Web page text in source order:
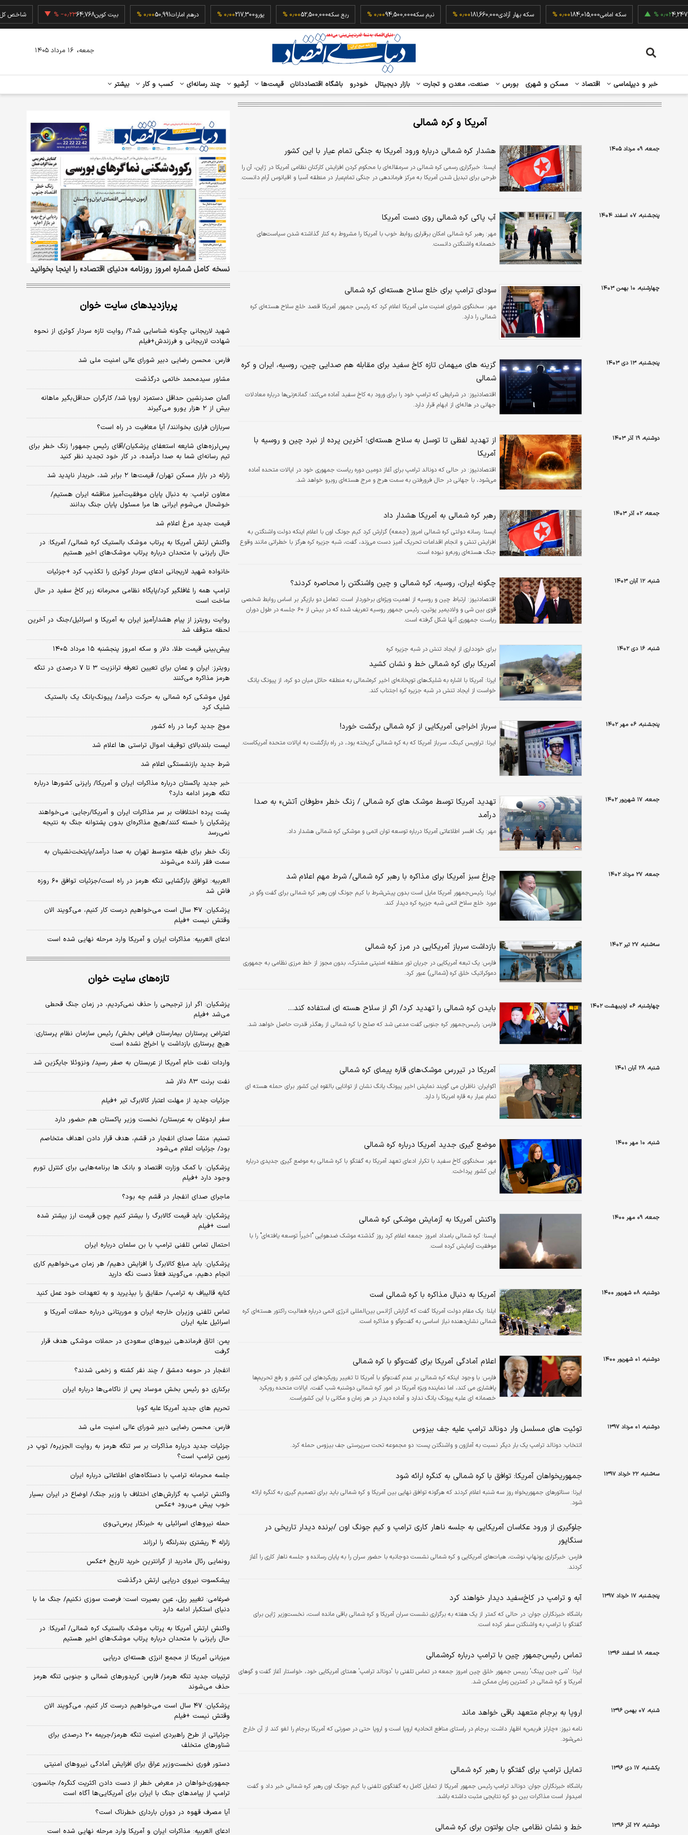
4,247.28 ۰٫۰۲ % سکه امامی184,015,000 سکه بهار آزادی181,660,000 نیم سکه94,500,000 ربع سکه52,500,000 یورو217,300 درهم امارات50,991 بیت کوین64,768 ‎−۰٫۲۳ %
خبر و دیپلماسی اقتصاد مسکن و شهری بورس صنعت، معدن و تجارت بازار دیجیتال خودرو باشگاه اقتصاددانان قیمت‌ها آرشیو چند رسانه‌ای کسب و کار بیشتر
جمعه، ۱۶ مرداد ۱۴۰۵
آمریکا و کره شمالی
جمعه، ۰۹ مرداد ۱۴۰۵ هشدار کره شمالی درباره ورود آمریکا به جنگی تمام عیار با این کشور
ايسنا: خبرگزاری رسمی کره شمالی در سرمقاله‌ای با محکوم کردن افزایش کارکنان نظامی آمریکا در ژاپن، آن را
طرحی برای تبدیل شدن آمریکا به مرکز فرماندهی در جنگی تمام‌عیار در منطقه آسیا و اقیانوس آرام دانست.
پنجشنبه، ۰۷ اسفند ۱۴۰۴ آب پاکی کره شمالی روی دست آمریکا
مهر: رهبر کره شمالی امکان برقراری روابط خوب با آمریکا را مشروط به کنار گذاشته شدن سیاست‌های
خصمانه واشنگتن دانست.
چهارشنبه، ۱۰ بهمن ۱۴۰۳ سودای ترامپ برای خلع سلاح هسته‌ای کره شمالی
مهر: سخنگوی شورای امنیت ملی آمریکا اعلام کرد که رئیس جمهور آمریکا قصد خلع سلاح هسته‌ای کره
شمالی را دارد.
پنجشنبه، ۱۳ دی ۱۴۰۳
گزینه های میهمان تازه کاخ سفید برای مقابله هم صدایی چین، روسیه، ایران و کره
شمالی
اقتصادنیوز: در شرایطی که ترامپ خود را برای ورود به کاخ سفید آماده می‌کند؛ گمانه‌زنی‌ها درباره معادلات
جهانی در هاله‌ای از ابهام قرار دارد.
دوشنبه، ۱۹ آذر ۱۴۰۳
از تهدید لفظی تا توسل به سلاح هسته‌ای؛ آخرین پرده از نبرد چین و روسیه با
آمریکا
اقتصادنیوز: در حالی که دونالد ترامپ برای آغاز دومین دوره ریاست جمهوری خود در ایالات متحده آماده
می‌شود، با جهانی در حال فرورفتن به سمت هرج و مرج هسته‌ای روبرو خواهد شد.
جمعه، ۰۲ آذر ۱۴۰۳ رهبر کره شمالی به آمریکا هشدار داد
ايسنا: رسانه دولتی کره شمالی امروز (جمعه) گزارش کرد کیم جونگ اون با اعلام اینکه دولت واشنگتن به
افزایش تنش و انجام اقدامات تحریک آمیز دست می‌زند، گفت، شبه جزیره کره هرگز با خطراتی مانند وقوع
جنگ هسته‌ای روبه‌رو نبوده است.
شنبه، ۱۲ آبان ۱۴۰۳ چگونه ایران، روسیه، کره شمالی و چین واشنگتن را محاصره کردند؟
اقتصادنیوز: ارتباط چین و روسیه از اهمیت ویژه‌ای برخوردار است. تعامل دو بازیگر بر اساس روابط شخصی
قوی بین شی و ولادیمیر پوتین، رئیس جمهور روسیه تعریف شده که در بیش از ۶۰ جلسه در طول دوران
ریاست جمهوری آنها شکل گرفته است.
شنبه، ۱۶ دی ۱۴۰۲ برای خودداری از ایجاد تنش در شبه جزیره کره
آمریکا برای کره شمالی خط و نشان کشید
ایرنا: آمریکا با اشاره به شلیک‌های توپخانه‌ای اخیر کره‌شمالی به منطقه حائل میان دو کره، از پیونگ یانگ
خواست از ایجاد تنش در شبه جزیره کره اجتناب کند.
پنجشنبه، ۰۶ مهر ۱۴۰۲ سرباز اخراجی آمریکایی از کره شمالی برگشت خورد!
ایرنا: تراویس کینگ، سرباز آمریکا که به کره شمالی گریخته بود، در راه بازگشت به ایالات متحده آمریکاست.
جمعه، ۱۷ شهریور ۱۴۰۲
تهدید آمریکا توسط موشک های کره شمالی / زنگ خطر «طوفان آتش» به صدا
درآمد
مهر: یک افسر اطلاعاتی آمریکا درباره توسعه توان اتمی و موشکی کره شمالی هشدار داد.
جمعه، ۲۷ مرداد ۱۴۰۲ چراغ سبز آمریکا برای مذاکره با رهبر کره شمالی/ شرط مهم اعلام شد
ایرنا: رئیس‌جمهور آمریکا مایل است بدون پیش‌شرط با کیم جونگ اون رهبر کره شمالی برای گفت وگو در
مورد خلع سلاح اتمی شبه جزیره کره دیدار کند.
سه‌شنبه، ۲۷ تیر ۱۴۰۲ بازداشت سرباز آمریکایی در مرز کره شمالی
فارس: یک تبعه آمریکایی در جریان تور منطقه امنیتی مشترک، بدون مجوز از خط مرزی نظامی به جمهوری
دموکراتیک خلق کره (شمالی) عبور کرد.
چهارشنبه، ۰۶ اردیبهشت ۱۴۰۲ بایدن کره شمالی را تهدید کرد/ اگر از سلاح هسته ای استفاده کند...
فارس: رئیس‌جمهور کره جنوبی گفت مدعی شد که صلح با کره شمالی از رهگذر قدرت حاصل خواهد شد.
شنبه، ۲۸ آبان ۱۴۰۱ آمریکا در تیررس موشک‌های قاره پیمای کره شمالی
اکوایران: ناظران می گویند نمایش اخیر پیونگ یانگ نشان از توانایی بالقوه این کشور برای حمله هسته ای
تمام عیار به قاره امریکا را دارد.
شنبه، ۱۰ مهر ۱۴۰۰ موضع گیری جدید آمریکا درباره کره شمالی
مهر: سخنگوی کاخ سفید با تکرار ادعای تعهد آمریکا به گفتگو با کره شمالی به موضع گیری جدیدی درباره
این کشور پرداخت.
جمعه، ۰۹ مهر ۱۴۰۰ واکنش آمریکا به آزمایش موشکی کره شمالی
ایسنا: کره شمالی بامداد امروز جمعه اعلام کرد روز گذشته موشک ضدهوایی "اخیراً توسعه یافته‌ای" را با
موفقیت آزمایش کرده است.
دوشنبه، ۰۸ شهریور ۱۴۰۰ آمریکا به دنبال مذاکره با کره شمالی است
ایلنا: یک مقام دولت آمریکا گفت که گزارش آژانس بین‌المللی انرژی اتمی درباره فعالیت راکتور هسته‌ای کره
شمالی نشان‌دهنده نیاز اساسی به گفت‌وگو و مذاکره است.
دوشنبه، ۰۱ شهریور ۱۴۰۰ اعلام آمادگی آمریکا برای گفت‌وگو با کره شمالی
فارس: با وجود اینکه کره شمالی بر عدم گفت‌و‌گو با آمریکا تا تغییر رویکردهای این کشور و رفع تحریم‌ها
پافشاری می کند، اما نماینده ویژه آمریکا در امور کره شمالی دوشنبه شب گفت، ایالات متحده رویکرد
خصمانه ای علیه پیونگ یانگ ندارد و آماده دیدار در هر زمان و مکانی با این کشوراست.
دوشنبه، ۰۱ مرداد ۱۳۹۷ توئیت های مسلسل وار دونالد ترامپ علیه جف بیزوس
انتخاب: دونالد ترامپ یک بار دیگر نسبت به آمازون و واشنگتن پست؛ دو مجموعه تحت سرپرستی جف بیزوس حمله کرد.
سه‌شنبه، ۲۲ خرداد ۱۳۹۷ جمهوریخواهان آمریکا: توافق با کره شمالی به کنگره ارائه شود
ایرنا: سناتورهای جمهوریخواه روز سه شنبه اعلام کردند که هرگونه توافق نهایی بین آمریکا و کره شمالی باید برای تصمیم گیری به کنگره ارائه
شود.
جلوگیری از ورود عکاسان آمریکایی به جلسه ناهار کاری ترامپ و کیم جونگ اون /برنده دیدار تاریخی در
سنگاپور
فارس: خبرگزاری یونهاپ نوشت، هیات‌های آمریکایی و کره شمالی نشست دوجانبه با حضور سران را به پایان رسانده و جلسه ناهار کاری را آغاز
کردند.
پنجشنبه، ۱۷ خرداد ۱۳۹۷ آبه و ترامپ در کاخ‌سفید دیدار خواهند کرد
باشگاه خبرنگاران جوان: در حالی که کمتر از یک هفته به برگزاری نشست سران آمریکا و کره شمالی باقی مانده است، نخست‌وزیر ژاپن برای
گفتگو با ترامپ به واشنگتن سفر کرده است.
جمعه، ۱۸ اسفند ۱۳۹۶ تماس رئیس‌جمهور چین با ترامپ درباره کره‌شمالی
ایرنا: 'شی جین پینگ' رییس جمهور خلق چین امروز جمعه در تماس تلفنی با 'دونالد ترامپ' همتای آمریکایی خود، خواستار آغاز گفت و گوهای
آمریکا و کره شمالی در کمترین زمان ممکن شد.
شنبه، ۰۷ بهمن ۱۳۹۶ اروپا به برجام متعهد باقی خواهد ماند
نامه نیوز: «چارلز فریمن» اظهار داشت: برجام در راستای منافع اتحادیه اروپا است و اروپا حتی در صورتی که آمریکا برجام را لغو کند از آن خارج
نمی‌شود.
یکشنبه، ۱۷ دی ۱۳۹۶ تمایل ترامپ برای گفتگو با رهبر کره شمالی
باشگاه خبرنگاران جوان: دونالد ترامپ رئیس جمهور آمریکا از تمایل کامل به گفتگوی تلفنی با کیم جونگ اون رهبر کره شمالی خبر داد و گفت
امیدوار است مذاکرات بین دو کره نتایجی مثبت داشته باشد.
دوشنبه، ۲۷ آذر ۱۳۹۶ خط و نشان نظامی جان بولتون برای کره شمالی
نسخه کامل شماره امروز روزنامه «دنیای‌ اقتصاد» را اینجا بخوانید
پربازدیدهای سایت خوان
شهید لاریجانی چگونه شناسایی شد؟/ روایت تازه سردار کوثری از نحوه
شهادت لاریجانی و فرزندش+فیلم
فارس: محسن رضایی دبیر شورای عالی امنیت ملی شد
مشاور سیدمحمد خاتمی درگذشت
آلمان صدرنشین حداقل دستمزد اروپا شد/ کارگران حداقل‌بگیر ماهانه
بیش از ۲ هزار یورو می‌گیرند
سربازان فراری بخوانند/ آیا معافیت در راه است؟
پس‌لرزه‌های شایعه استعفای پزشکیان/آقای رئیس جمهور! زنگ خطر برای
تیم رسانه‌ای شما به صدا درآمده، در کار خود تجدید نظر کنید
زلزله در بازار مسکن تهران/ قیمت‌ها ۲ برابر شد، خریدار ناپدید شد
معاون ترامپ: به دنبال پایان موفقیت‌آمیز مناقشه ایران هستیم/
خوشحال می‌شوم ایرانی ها مرا مسئول پایان جنگ بدانند
قیمت جدید مرغ اعلام شد
واکنش ارتش آمریکا به پرتاب موشک بالستیک کره شمالی/ آمریکا: در
حال رایزنی با متحدان درباره پرتاب موشک‌های اخیر هستیم
خانواده شهید لاریجانی ادعای سردار کوثری را تکذیب کرد +جزئیات
ترامپ همه را غافلگیر کرد/پایگاه نظامی محرمانه زیر کاخ سفید در حال
ساخت است
روایت رویترز از پیام هشدارآمیز ایران به آمریکا و اسرائیل/جنگ در آخرین
لحظه متوقف شد
پیش‌بینی قیمت طلا، دلار و سکه امروز پنجشنبه ۱۵ مرداد ۱۴۰۵
رویترز: ایران و عمان برای تعیین تعرفه ترانزیت ۳ تا ۷ درصدی در تنگه
هرمز مذاکره می‌کنند
غول موشکی کره شمالی به حرکت درآمد/ پیونگ‌یانگ یک بالستیک
شلیک کرد
موج جدید گرما در راه کشور
لیست بلندبالای توقیف اموال تراستی ها اعلام شد
شرط جدید بازنشستگی اعلام شد
خبر جدید پاکستان درباره مذاکرات ایران و آمریکا/ رایزنی کشورها درباره
تنگه هرمز ادامه دارد؟
پشت پرده اختلافات بر سر مذاکرات ایران و آمریکا/رجایی: می‌خواهند
پزشکیان را خسته کنند/هیچ مذاکره‌ای بدون پشتوانه جنگ به نتیجه
نمی‌رسد
زنگ خطر برای طبقه متوسط تهران به صدا درآمد/پایتخت‌نشینان به
سمت فقر رانده می‌شوند
العربیه: توافق بازگشایی تنگه هرمز در راه است/جزئیات توافق ۶۰ روزه
فاش شد
پزشکیان: ۴۷ سال است می‌خواهیم درست کار کنیم، می‌گویند الان
وقتش نیست +فیلم
ادعای العربیه: مذاکرات ایران و آمریکا وارد مرحله نهایی شده است
تازه‌های سایت خوان
پزشکیان: اگر ارز ترجیحی را حذف نمی‌کردیم، در زمان جنگ قحطی
می‌شد +فیلم
اعتراض پرستاران بیمارستان فیاض بخش/ رئیس سازمان نظام پرستاری:
هیچ پرستاری بازداشت یا اخراج نشده است
واردات نفت خام آمریکا از عربستان به صفر رسید/ ونزوئلا جایگزین شد
نفت برنت ۸۳ دلار شد
جزئیات جدید از مهلت اعتبار کالابرگ تیر +فیلم
سفر اردوغان به عربستان/ نخست وزیر پاکستان هم حضور دارد
تسنیم: منشأ صدای انفجار در قشم، هدف قرار دادن اهداف متخاصم
بود/ جزئیات اعلام می‌شود
پزشکیان: با کمک وزارت اقتصاد و بانک ها برنامه‌هایی برای کنترل تورم
وجود دارد +فیلم
ماجرای صدای انفجار در قشم چه بود؟
پزشکیان: باید قیمت کالابرگ را بیشتر کنیم چون قیمت ارز بیشتر شده
است +فیلم
احتمال تماس تلفنی ترامپ با بن سلمان درباره ایران
پزشکیان: باید مبلغ کالابرگ را افزایش دهیم/ هر زمان می‌خواهیم کاری
انجام دهیم، می‌گویند فعلاً دست نگه دارید
کنایه قالیباف به ترامپ/ حقایق را بپذیرید و به تعهدات خود عمل کنید
تماس تلفنی وزیران خارجه ایران و موریتانی درباره حملات آمریکا و
اسرائیل علیه ایران
یمن: اتاق فرماندهی نیروهای سعودی در حملات موشکی هدف قرار
گرفت
انفجار در حومه دمشق / چند نفر کشته و زخمی شدند؟
برکناری دو رئیس بخش موساد پس از ناکامی‌ها درباره ایران
تحریم های جدید آمریکا علیه کوبا
فارس: محسن رضایی دبیر شورای عالی امنیت ملی شد
جزئیات جدید درباره مذاکرات بر سر تنگه هرمز به روایت الجزیره/ توپ در
زمین ترامپ است؟
جلسه محرمانه ترامپ با دستگاه‌های اطلاعاتی درباره ایران
واکنش ترامپ به گزارش‌های اختلاف با وزیر جنگ/ اوضاع در ایران بسیار
خوب پیش می‌رود +عکس
حمله نیروهای اسرائیلی به خبرنگار پرس‌تی‌وی
زلزله ۴ ریشتری بندرلنگه را لرزاند
رونمایی رئال مادرید از گرانترین خرید تاریخ +عکس
پیشکسوت نیروی دریایی ارتش درگذشت
ضرغامی: تغییر ریل، عین بصیرت است؛ فرصت سوزی نکنیم/ جنگ ما با
دنیای استکبار ادامه دارد
واکنش ارتش آمریکا به پرتاب موشک بالستیک کره شمالی/ آمریکا: در
حال رایزنی با متحدان درباره پرتاب موشک‌های اخیر هستیم
میزبانی آمریکا از مجمع انرژی هسته‌ای دریایی
ترتیبات جدید تنگه هرمز/ فارس: کریدورهای شمالی و جنوبی تنگه هرمز
حذف می‌شوند
پزشکیان: ۴۷ سال است می‌خواهیم درست کار کنیم، می‌گویند الان
وقتش نیست +فیلم
جزئیاتی از طرح راهبردی امنیت تنگه هرمز/جریمه ۲۰ درصدی برای
شناورهای متخلف
دستور فوری نخست‌وزیر عراق برای افزایش آمادگی نیروهای امنیتی
جمهوری‌خواهان در معرض خطر از دست دادن اکثریت کنگره/ جانسون:
ترامپ از پیامدهای جنگ با ایران برای آمریکایی‌ها آگاه است
آیا مصرف قهوه در دوران بارداری خطرناک است؟
ادعای العربیه: مذاکرات ایران و آمریکا وارد مرحله نهایی شده است